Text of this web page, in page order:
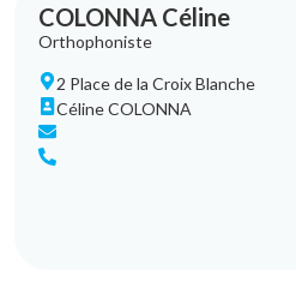
COLONNA Céline
Orthophoniste
2 Place de la Croix Blanche
Céline COLONNA